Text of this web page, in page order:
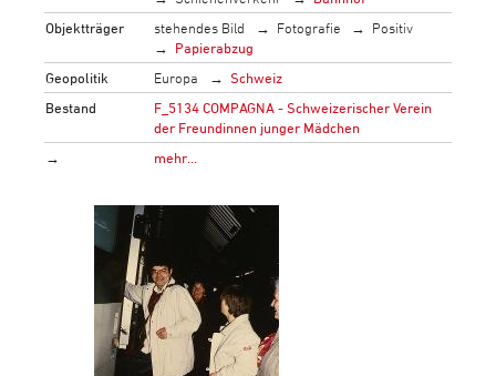
Objektträger
stehendes Bild Fotografie
Positiv
Papierabzug
Geopolitik
Europa
Schweiz
Bestand
F_5134 COMPAGNA - Schweizerischer Verein
der Freundinnen junger Mädchen
→
mehr…